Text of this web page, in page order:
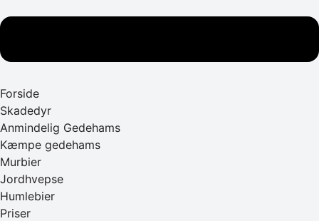
Forside
Skadedyr
Anmindelig Gedehams
Kæmpe gedehams
Murbier
Jordhvepse
Humlebier
Priser